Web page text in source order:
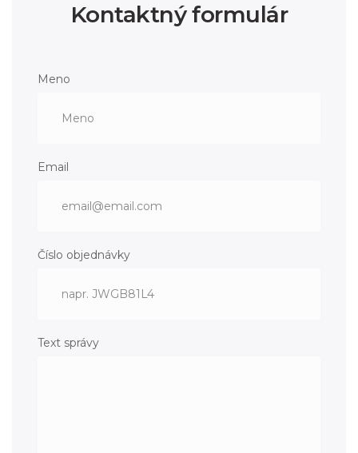
Kontaktný formulár
Meno
Email
Číslo objednávky
Text správy